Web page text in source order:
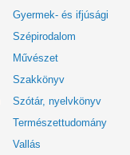
Gyermek- és ifjúsági
Szépirodalom
Művészet
Szakkönyv
Szótár, nyelvkönyv
Természettudomány
Vallás